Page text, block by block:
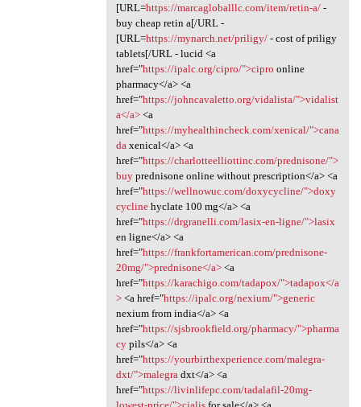
[URL=https://marcagloballlc.com/item/retin-a/-
buy cheap retin a[/URL -
[URL=https://mynarch.net/priligy/- cost of priligy
tablets[/URL - lucid <a
href="https://ipalc.org/cipro/">cipro online
pharmacy</a> <a
href="https://johncavaletto.org/vidalista/">vidalist
a</a><a
href="https://myhealthincheck.com/xenical/">cana
daxenical</a> <a
href="https://charlotteelliottinc.com/prednisone/">
buyprednisone online without prescription</a> <a
href="https://wellnowuc.com/doxycycline/">doxy
cyclinehyclate 100 mg</a> <a
href="https://drgranelli.com/lasix-en-ligne/">lasix
en ligne</a> <a
href="https://frankfortamerican.com/prednisone-
20mg/">prednisone</a><a
href="https://karachigo.com/tadapox/">tadapox</a
><a href="https://ipalc.org/nexium/">generic
nexium from india</a> <a
href="https://sjsbrookfield.org/pharmacy/">pharma
cypils</a> <a
href="https://yourbirthexperience.com/malegra-
dxt/">malegradxt</a> <a
href="https://livinlifepc.com/tadalafil-20mg-